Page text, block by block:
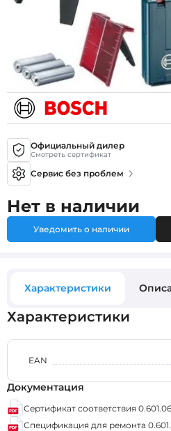
Официальный дилер
Смотреть сертификат
Сервис без проблем
Нет в наличии
Уведомить о наличии
Характеристики
Характеристики
EAN
Документация
Сертификат соответствия
Спецификация для ремонта